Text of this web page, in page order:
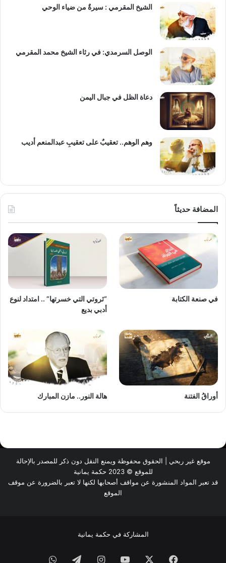
الشيخ المقرمي : سيرةٌ من ضياء الوحي
الوصل السرمدي: في رثاء الشيخ محمد المقرمي
دعاة الظل في جبال اليمن
وهم الوهم.. تعقيبٌ على تعقيبِ عبدالمنعم أديب
المضافة حديثاً
في صنعة الكتابة
“ثروتي التي خسرتها” .. امتداد لنوع
أدبي بديع
أوراقُ الفتنة هالة النور.. مازن المبارك
موقع غير ربحي | الحقوق محفوظة ويمنع النقل دون ذكر للمصدر بالإحالة
للموقع © 2023 حكمة يمانية
قد تعبر المواد المنشورة عن مواقف أصحابها لكنها لا تعبر بالضرورة عن موقف
الموقع
المشاركة في حكمة يمانية